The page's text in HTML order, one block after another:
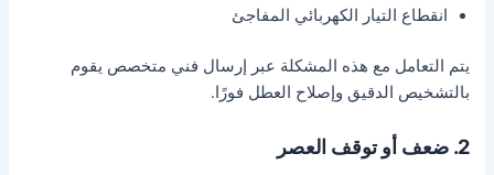
انقطاع التيار الكهربائي المفاجئ
يتم التعامل مع هذه المشكلة عبر إرسال فني متخصص يقوم
بالتشخيص الدقيق وإصلاح العطل فورًا.
2. ضعف أو توقف العصر